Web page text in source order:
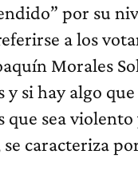
por su
a los
Morales
y si hay algo
que sea violento
caracteriza